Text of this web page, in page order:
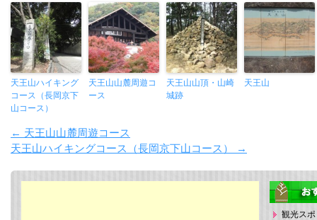
天王山ハイキング
コース（長岡京下
山コース）
天王山山麓周遊コ
ース
天王山山頂・山崎
城跡
天王山
← 天王山山麓周遊コース
天王山ハイキングコース（長岡京下山コース）
→
観光ス